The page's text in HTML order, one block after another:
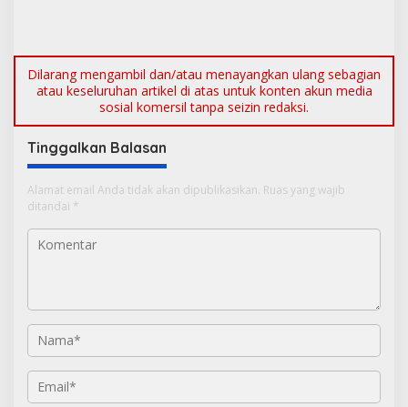
Dilarang mengambil dan/atau menayangkan ulang sebagian
atau keseluruhan artikel di atas untuk konten akun media
sosial komersil tanpa seizin redaksi.
Tinggalkan Balasan
Alamat email Anda tidak akan dipublikasikan. Ruas yang wajib
ditandai *